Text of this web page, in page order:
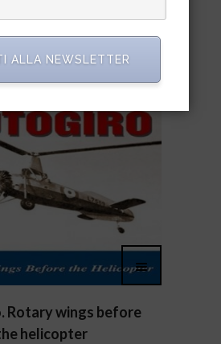
Rotary wings before
helicopter
ALLA NEWSLETTER